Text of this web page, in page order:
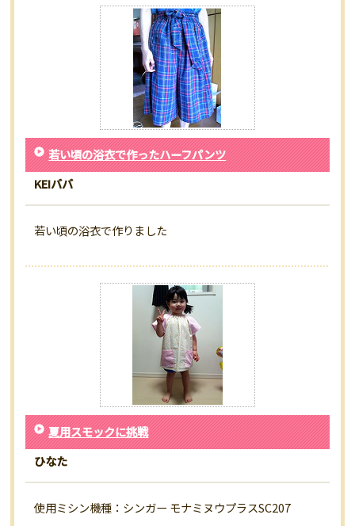
若い頃の浴衣で作ったハーフパンツ
KEIババ
若い頃の浴衣で作りました
夏用スモックに挑戦
ひなた
使用ミシン機種：シンガー モナミヌウプラスSC207